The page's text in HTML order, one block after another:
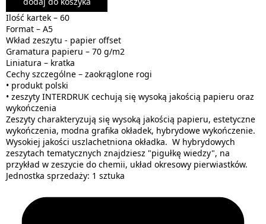
Ilość kartek – 60
Format – A5
Wkład zeszytu - papier offset
Gramatura papieru – 70 g/m2
Liniatura – kratka
Cechy szczególne – zaokrąglone rogi
• produkt polski
• zeszyty INTERDRUK cechują się wysoką jakością papieru oraz
wykończenia
Zeszyty charakteryzują się wysoką jakością papieru, estetyczne
wykończenia, modna grafika okładek, hybrydowe wykończenie.
Wysokiej jakości uszlachetniona okładka. W hybrydowych
zeszytach tematycznych znajdziesz "pigułkę wiedzy", na
przykład w zeszycie do chemii, układ okresowy pierwiastków.
Jednostka sprzedaży: 1 sztuka